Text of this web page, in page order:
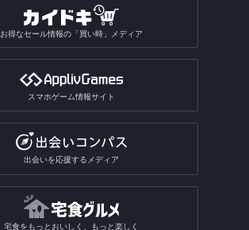
お得なセール情報の「買い時」メディア
スマホゲーム情報サイト
出会いを応援するメディア
宅食をもっとおいしく、もっと楽しく